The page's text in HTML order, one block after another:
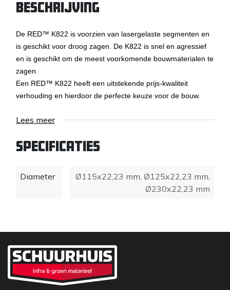
Beschrijving
De RED™ K822 is voorzien van lasergelaste segmenten en
is geschikt voor droog zagen. De K822 is snel en agressief
en is geschikt om de meest voorkomende bouwmaterialen te
zagen.
Een RED™ K822 heeft een uitstekende prijs-kwaliteit
verhouding en hierdoor de perfecte keuze voor de bouw.
Lees meer
Specificaties
Diameter Ø115x22,23 mm, Ø125x22,23 mm,
Ø230x22,23 mm